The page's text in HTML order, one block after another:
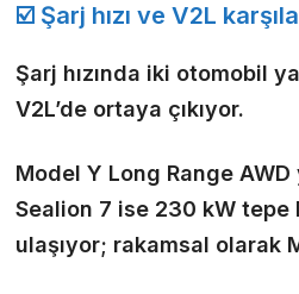
☑️ Şarj hızı ve V2L
Şarj hızında iki otomobil
V2L’de ortaya çıkıyor.
Model Y Long Range AWD
Sealion 7 ise 230 kW tepe
ulaşıyor; rakamsal olarak